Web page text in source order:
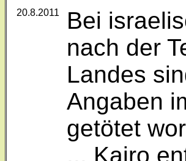
20.8.2011
Bei
nach der
Landes
Angaben
getötet
... Kairo